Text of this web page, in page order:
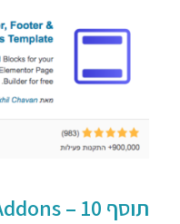
תוסף 10 – Master Addons –